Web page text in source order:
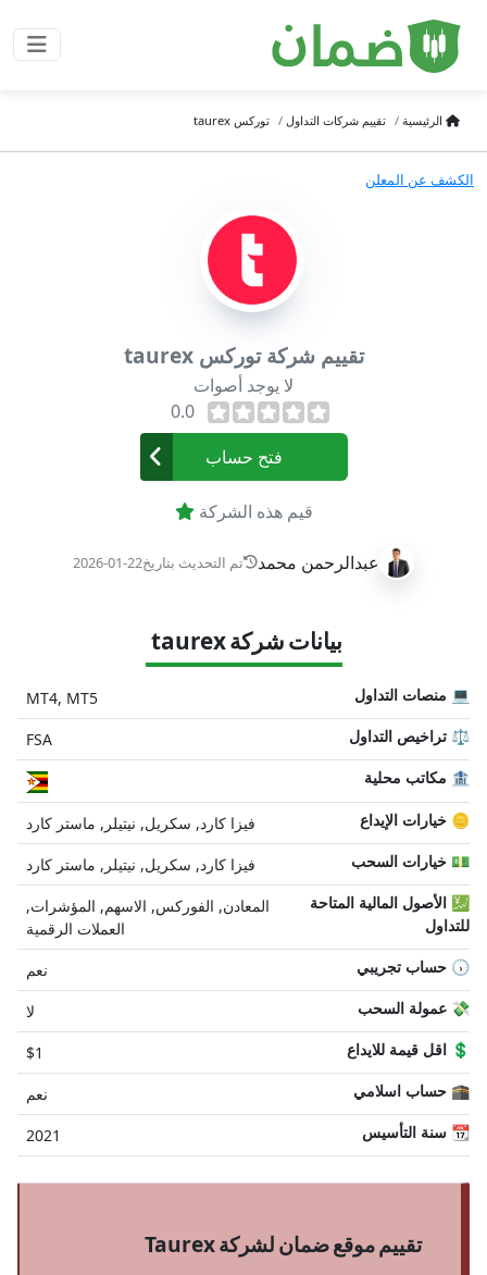
الرئيسية تقييم شركات التداول توركس taurex
الكشف عن المعلن
تقييم شركة توركس taurex
لا يوجد أصوات
0.0
عبدالرحمن محمد تم التحديث بتاريخ2026-01-22
فتح حساب
قيم هذه الشركة
بيانات شركة taurex
MT4, MT5 💻 منصات التداول
FSA
⚖️ تراخيص التداول
🏦 مكاتب محلية
فيزا كارد, سكريل, نيتيلر, ماستر كارد 🪙 خيارات الإيداع
فيزا كارد, سكريل, نيتيلر, ماستر كارد 💵 خيارات السحب
المعادن, الفوركس, الاسهم, المؤشرات,
العملات الرقمية
💹 الأصول المالية المتاحة
للتداول
نعم 🕠 حساب تجريبي
لا 💸 عمولة السحب
$1 💲 اقل قيمة للايداع
نعم 🕋 حساب اسلامي
2021 📆 سنة التأسيس
تقييم موقع ضمان لشركة Taurex